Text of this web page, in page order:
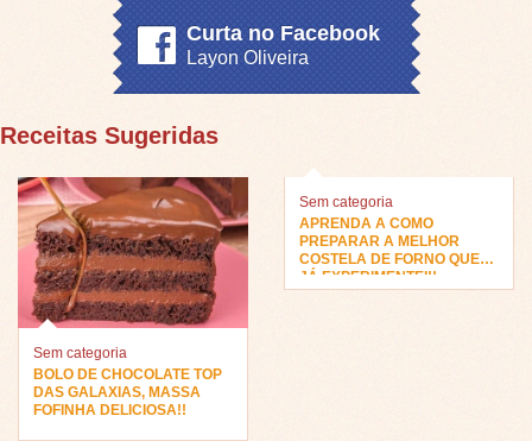
Curta no Facebook
Layon Oliveira
Receitas Sugeridas
Sem categoria
BOLO DE CHOCOLATE TOP
DAS GALAXIAS, MASSA
FOFINHA DELICIOSA!!
Sem categoria
APRENDA A COMO
PREPARAR A MELHOR
COSTELA DE FORNO QUE
JÁ EXPERIMENTEI!!